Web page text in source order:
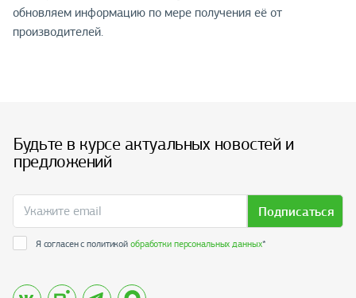
обновляем информацию по мере получения её от
производителей.
Будьте в курсе актуальных новостей и
предложений
Подписаться
Я согласен с политикойобработки персональных данных*